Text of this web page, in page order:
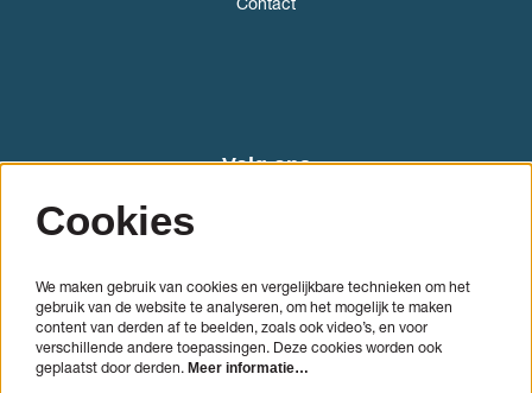
Volg ons
Cookies
We maken gebruik van cookies en vergelijkbare technieken om het
gebruik van de website te analyseren, om het mogelijk te maken
content van derden af te beelden, zoals ook video’s, en voor
verschillende andere toepassingen. Deze cookies worden ook
geplaatst door derden. Meer informatie…